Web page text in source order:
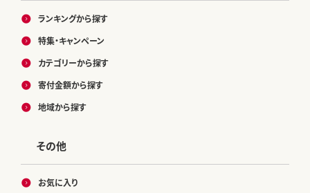
ランキングから探す
特集・キャンペーン
カテゴリーから探す
寄付金額から探す
地域から探す
その他
お気に入り